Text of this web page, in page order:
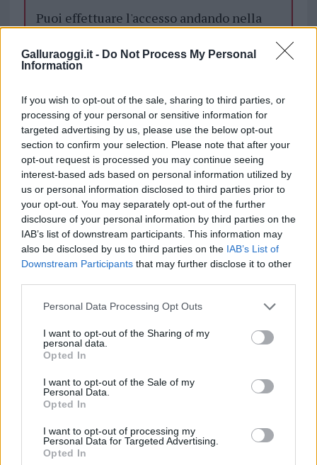
Galluraoggi.it - Do Not Process My Personal
Information
If you wish to opt-out of the sale, sharing to third parties, or
processing of your personal or sensitive information for
targeted advertising by us, please use the below opt-out
section to confirm your selection. Please note that after your
opt-out request is processed you may continue seeing
interest-based ads based on personal information utilized by
us or personal information disclosed to third parties prior to
your opt-out. You may separately opt-out of the further
disclosure of your personal information by third parties on the
IAB’s list of downstream participants. This information may
also be disclosed by us to third parties on the IAB’s List of
Downstream Participants that may further disclose it to other
Please note that this website/app uses one or more Google
not limited to your visit or usage behaviour. You may click to
grant or deny consent to Google and its third-party tags to
use your data for below specified purposes in below Google
consent section.
Personal Data Processing Opt Outs
I want to opt-out of the Sharing of my
personal data.
Opted In
I want to opt-out of the Sale of my
Personal Data.
Opted In
I want to opt-out of processing my
Personal Data for Targeted Advertising.
Opted In
Puoi effettuare l'accesso andando nella
cliccandoqui
TEMI: Fabrizio Rocca
Notizie in tempo reale?
Entra nel canale telegram di
GalluraOggi.it
Inviaci le tue segnalazioni,
i tuoi video e le tue foto
Su WhatsApp al numero +39
345 356 7512
Ricevi le nostre ultime news